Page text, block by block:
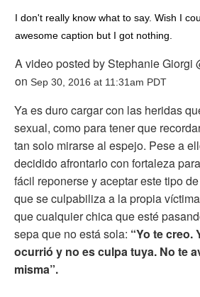
I don't really know what to say. Wish I
awesome caption but I got nothing.
A video posted by Stephanie Giorgi
on Sep 30, 2016 at 11:31am PDT
Ya es duro cargar con las heridas
sexual, como para tener que
tan solo mirarse al espejo. Pese a
decidido afrontarlo con fortaleza
fácil reponerse y aceptar este tipo
que se culpabiliza a la propia
que cualquier chica que esté
sepa que no está sola: “Yo te creo.
ocurrió y no es culpa tuya. No te
misma”.